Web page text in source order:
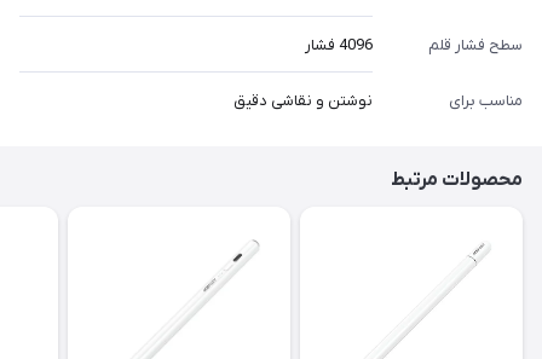
سطح فشار قلم 4096 فشار
مناسب برای نوشتن و نقاشی دقیق
محصولات مرتبط